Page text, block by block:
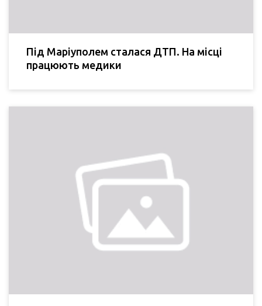
Під Маріуполем сталася ДТП. На місці
працюють медики